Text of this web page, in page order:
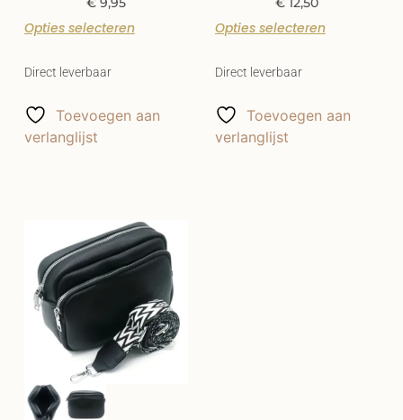
Opties selecteren
Direct leverbaar
Toevoegen aan
verlanglijst
Opties selecteren
Direct leverbaar
Toevoegen aan
verlanglijst